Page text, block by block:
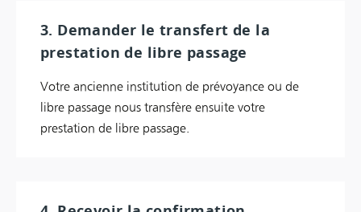
3. Demander le transfert de la
prestation de libre passage
Votre ancienne institution de prévoyance ou de
libre passage nous transfère ensuite votre
prestation de libre passage.